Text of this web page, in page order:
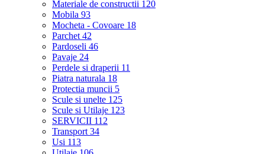
Materiale de constructii 120
Mobila 93
Mocheta - Covoare 18
Parchet 42
Pardoseli 46
Pavaje 24
Perdele si draperii 11
Piatra naturala 18
Protectia muncii 5
Scule si unelte 125
Scule si Utilaje 123
SERVICII 112
Transport 34
Usi 113